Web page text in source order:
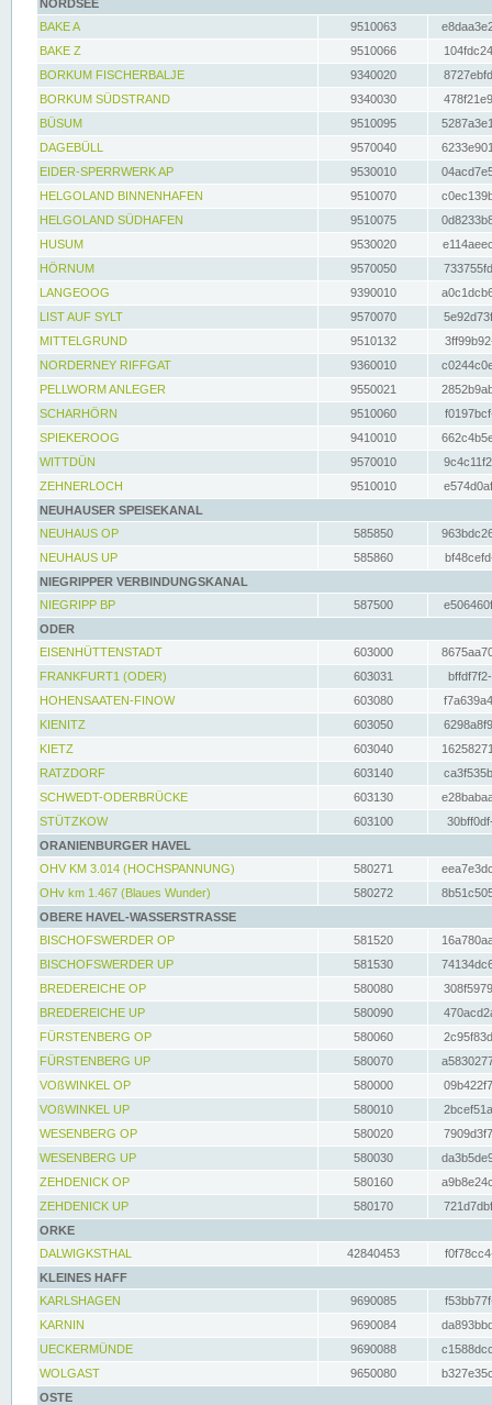
NORDSEE
BAKE A
9510063
BAKE Z
9510066
BORKUM FISCHERBALJE
9340020
BORKUM SÜDSTRAND
9340030
BÜSUM
9510095
DAGEBÜLL
9570040
EIDER-SPERRWERK AP
9530010
HELGOLAND BINNENHAFEN
9510070
HELGOLAND SÜDHAFEN
9510075
HUSUM
9530020
HÖRNUM
9570050
LANGEOOG
9390010
LIST AUF SYLT
9570070
MITTELGRUND
9510132
NORDERNEY RIFFGAT
9360010
PELLWORM ANLEGER
9550021
SCHARHÖRN
9510060
SPIEKEROOG
9410010
WITTDÜN
9570010
ZEHNERLOCH
9510010
NEUHAUSER SPEISEKANAL
NEUHAUS OP
585850
NEUHAUS UP
585860
NIEGRIPPER VERBINDUNGSKANAL
NIEGRIPP BP
587500
ODER
EISENHÜTTENSTADT
603000
FRANKFURT1 (ODER)
603031
HOHENSAATEN-FINOW
603080
KIENITZ
603050
KIETZ
603040
RATZDORF
603140
SCHWEDT-ODERBRÜCKE
603130
STÜTZKOW
603100
ORANIENBURGER HAVEL
OHV KM 3.014 (HOCHSPANNUNG)
580271
OHv km 1.467 (Blaues Wunder)
580272
OBERE HAVEL-WASSERSTRASSE
BISCHOFSWERDER OP
581520
BISCHOFSWERDER UP
581530
BREDEREICHE OP
580080
BREDEREICHE UP
580090
FÜRSTENBERG OP
580060
FÜRSTENBERG UP
580070
VOßWINKEL OP
580000
VOßWINKEL UP
580010
WESENBERG OP
580020
WESENBERG UP
580030
ZEHDENICK OP
580160
ZEHDENICK UP
580170
ORKE
DALWIGKSTHAL
42840453
KLEINES HAFF
KARLSHAGEN
9690085
KARNIN
9690084
UECKERMÜNDE
9690088
WOLGAST
9650080
OSTE